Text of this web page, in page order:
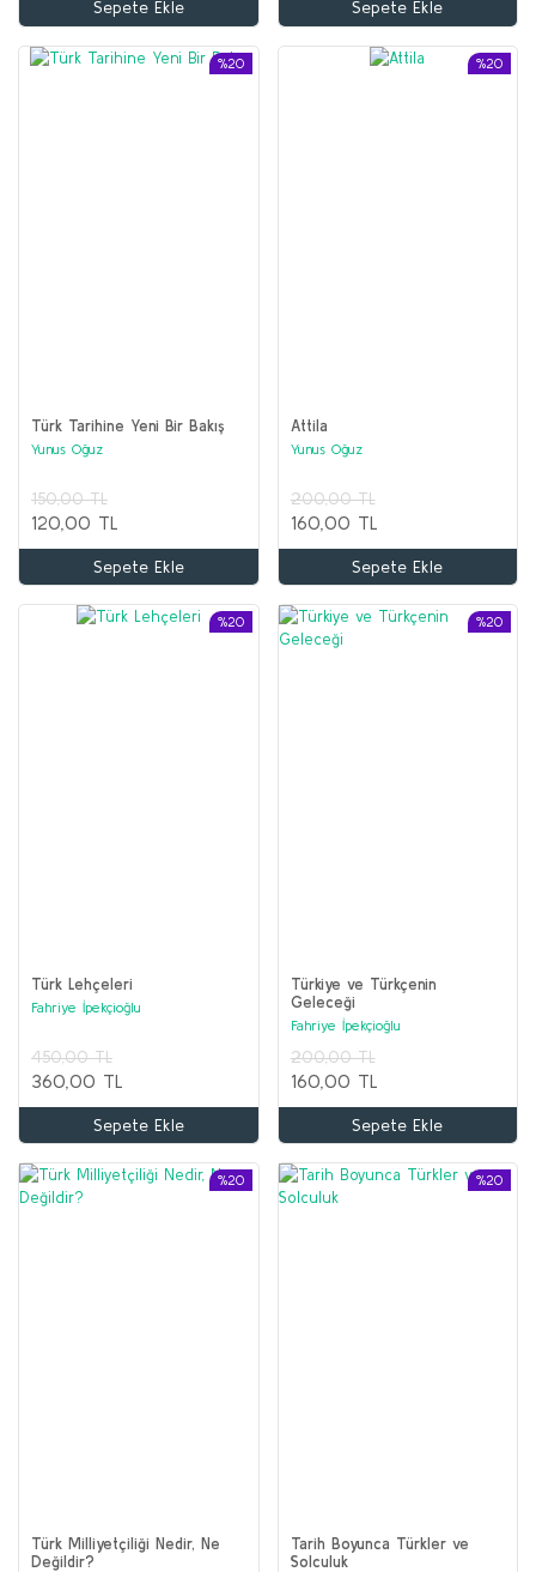
Sepete Ekle Sepete Ekle
%20
Türk Tarihine Yeni Bir Bakış
Yunus Oğuz
150,00 TL
120,00 TL
Sepete Ekle
%20
Attila
Yunus Oğuz
200,00 TL
160,00 TL
Sepete Ekle
%20
Türk Lehçeleri
Fahriye İpekçioğlu
450,00 TL
360,00 TL
Sepete Ekle
%20
Türkiye ve Türkçenin
Geleceği
Fahriye İpekçioğlu
200,00 TL
160,00 TL
Sepete Ekle
%20
Türk Milliyetçiliği Nedir, Ne
Değildir?
%20
Tarih Boyunca Türkler ve
Solculuk